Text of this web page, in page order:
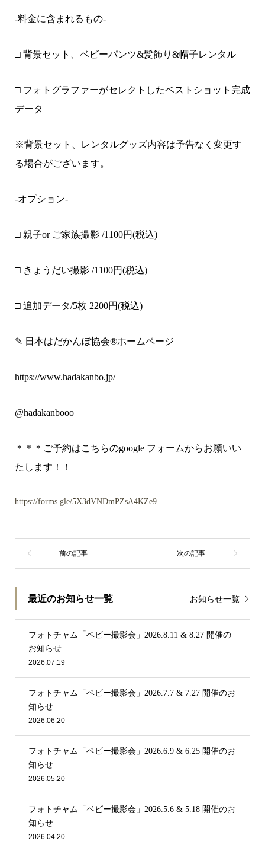
-料金に含まれるもの-
□ 背景セット、ベビーパンツ&髪飾り&帽子レンタル
□ フォトグラファーがセレクトしたベストショット完成
データ
※背景セット、レンタルグッズ内容は予告なく変更す
る場合がございます。
-オプション-
□ 親子or ご家族撮影 /1100円(税込)
□ きょうだい撮影 /1100円(税込)
□ 追加データ/5枚 2200円(税込)
✎ 日本はだかんぼ協会®︎ホームページ
https://www.hadakanbo.jp/
@hadakanbooo
＊＊＊ご予約はこちらのgoogle フォームからお願いい
たします！！
https://forms.gle/5X3dVNDmPZsA4KZe9
最近のお知らせ一覧 お知らせ一覧
フォトチャム「ベビー撮影会」2026.8.11 & 8.27 開催の
お知らせ
2026.07.19
フォトチャム「ベビー撮影会」2026.7.7 & 7.27 開催のお
知らせ
2026.06.20
フォトチャム「ベビー撮影会」2026.6.9 & 6.25 開催のお
知らせ
2026.05.20
フォトチャム「ベビー撮影会」2026.5.6 & 5.18 開催のお
知らせ
2026.04.20